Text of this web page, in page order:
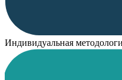
Индивидуальная